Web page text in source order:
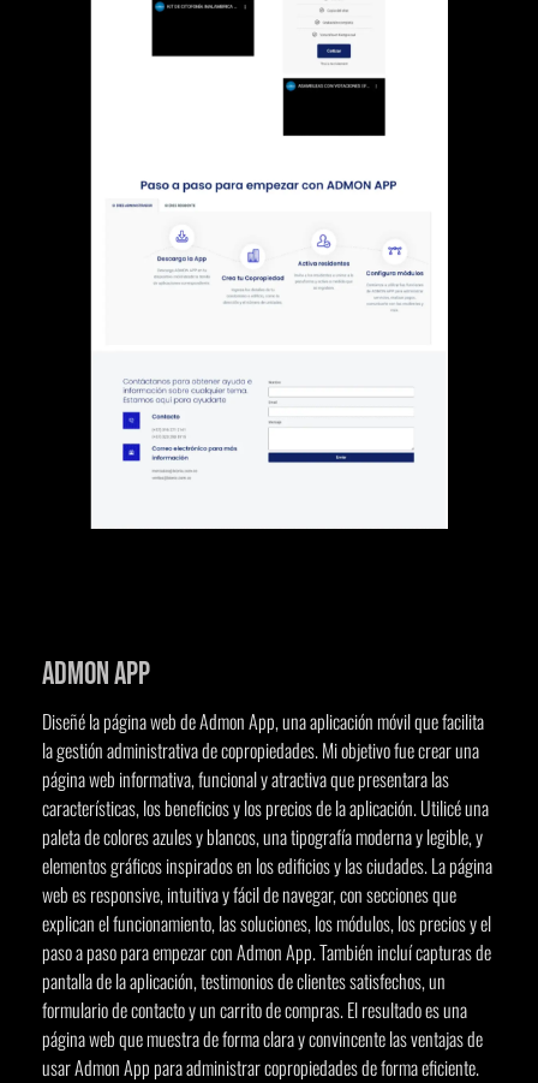
Admon App
Diseñé la página web de Admon App, una aplicación móvil que facilita
la gestión administrativa de copropiedades. Mi objetivo fue crear una
página web informativa, funcional y atractiva que presentara las
características, los beneficios y los precios de la aplicación. Utilicé una
paleta de colores azules y blancos, una tipografía moderna y legible, y
elementos gráficos inspirados en los edificios y las ciudades. La página
web es responsive, intuitiva y fácil de navegar, con secciones que
explican el funcionamiento, las soluciones, los módulos, los precios y el
paso a paso para empezar con Admon App. También incluí capturas de
pantalla de la aplicación, testimonios de clientes satisfechos, un
formulario de contacto y un carrito de compras. El resultado es una
página web que muestra de forma clara y convincente las ventajas de
usar Admon App para administrar copropiedades de forma eficiente.